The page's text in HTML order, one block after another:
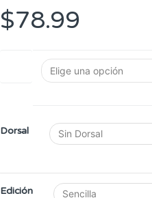
$78.99
Dorsal
Edición